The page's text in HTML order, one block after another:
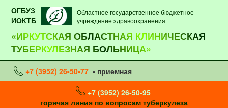
ОГБУЗ
ИОКТБ
Областное государственное бюджетное
учреждение здравоохранения
«ИРКУТСКАЯ ОБЛАСТНАЯ КЛИНИЧЕСКАЯ
ТУБЕРКУЛЕЗНАЯ БОЛЬНИЦА»
+7 (3952) 26-50-77 - приемная
+7 (3952) 26-50-95
горячая линия по вопросам туберкулеза